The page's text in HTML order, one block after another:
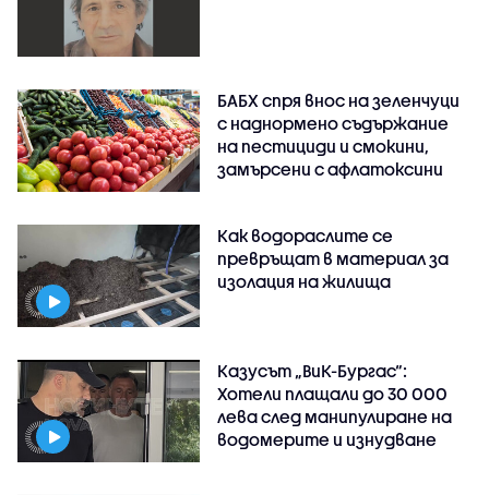
БАБХ спря внос на зеленчуци
с наднормено съдържание
на пестициди и смокини,
замърсени с афлатоксини
Как водораслите се
превръщат в материал за
изолация на жилища
Казусът „ВиК-Бургас“:
Хотели плащали до 30 000
лева след манипулиране на
водомерите и изнудване